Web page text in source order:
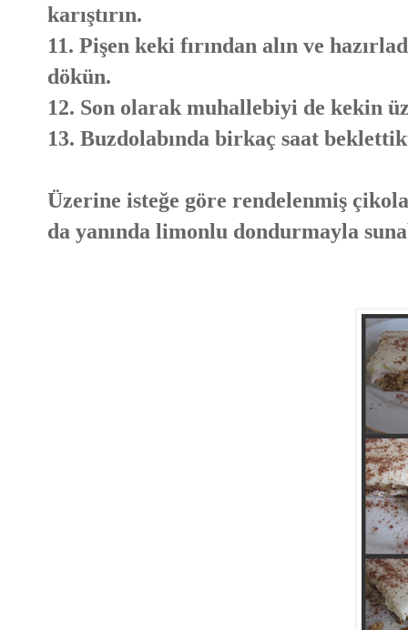
karıştırın.
11. Pişen keki fırından alın ve
dökün.
12. Son olarak muhallebiyi de kekin
13. Buzdolabında birkaç saat
Üzerine isteğe göre rendelenmiş
da yanında limonlu dondurmayla